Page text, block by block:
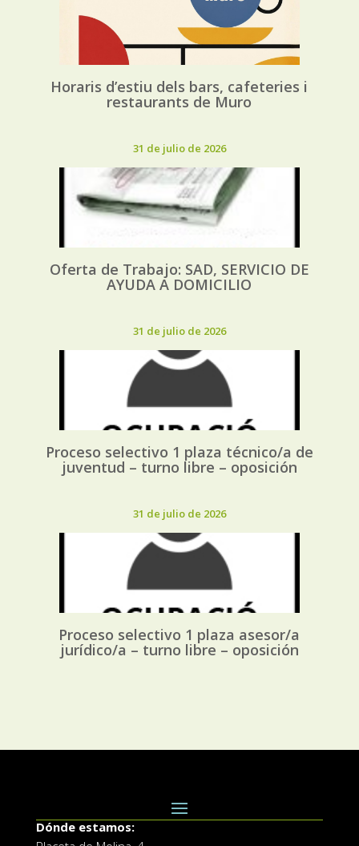
Horaris d’estiu dels bars, cafeteries i
restaurants de Muro
31 de julio de 2026
Oferta de Trabajo: SAD, SERVICIO DE
AYUDA A DOMICILIO
31 de julio de 2026
Proceso selectivo 1 plaza técnico/a de
juventud – turno libre – oposición
31 de julio de 2026
Proceso selectivo 1 plaza asesor/a
jurídico/a – turno libre – oposición
Dónde estamos: